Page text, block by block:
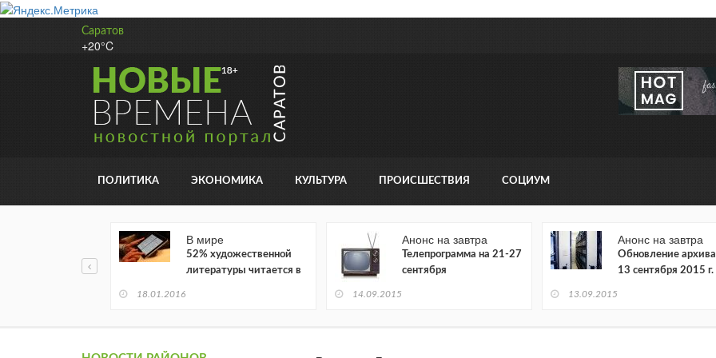
Саратов
+20°C
ПОЛИТИКА ЭКОНОМИКА КУЛЬТУРА ПРОИСШЕСТВИЯ СОЦИУМ
В мире
52% художественной
литературы читается в
18.01.2016
Анонс на завтра
Телепрограмма на 21-27
сентября
14.09.2015
Анонс на завтра
Обновление архива
13 сентября 2015 г.
13.09.2015